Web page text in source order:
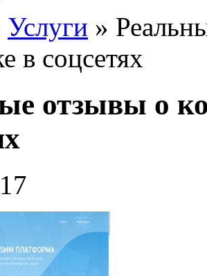
Услуги »
в соцсетях
отзывы о